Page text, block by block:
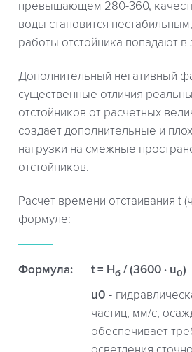
превышающем 280-360,
воды становится
работы отстойника попадают в
Дополнительный негативный
существенные отличия
отстойников от расчетных
создает дополнительные и
нагрузки на смежные
отстойников.
Расчет времени отстаивания t
формуле:
Формула: t = Hб / (3600 · u0)
u0
частиц, мм/с,
обеспечивает